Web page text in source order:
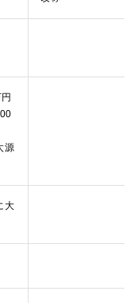
源
大